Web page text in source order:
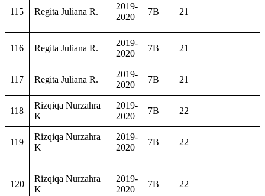
115 Regita Juliana R.
2019-
2020
7B 21
116 Regita Juliana R.
2019-
2020
7B 21
117 Regita Juliana R.
2019-
2020
7B 21
118
Rizqiqa Nurzahra
K
2019-
2020
7B 22
119
Rizqiqa Nurzahra
K
2019-
2020
7B 22
120
Rizqiqa Nurzahra
K
2019-
2020
7B 22